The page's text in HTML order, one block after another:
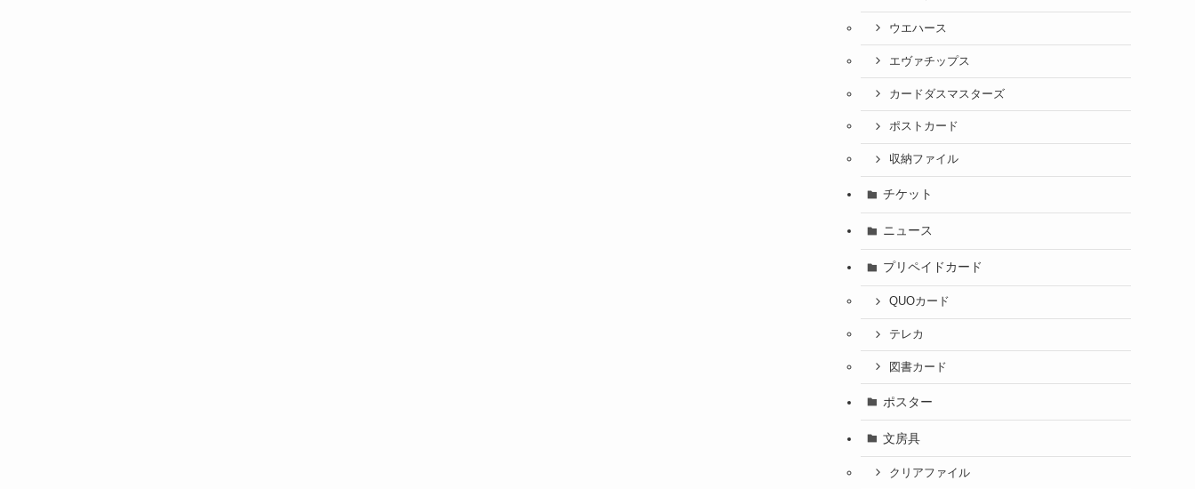
ウエハース
エヴァチップス
カードダスマスターズ
ポストカード
収納ファイル
チケット
ニュース
プリペイドカード
QUOカード
テレカ
図書カード
ポスター
文房具
クリアファイル